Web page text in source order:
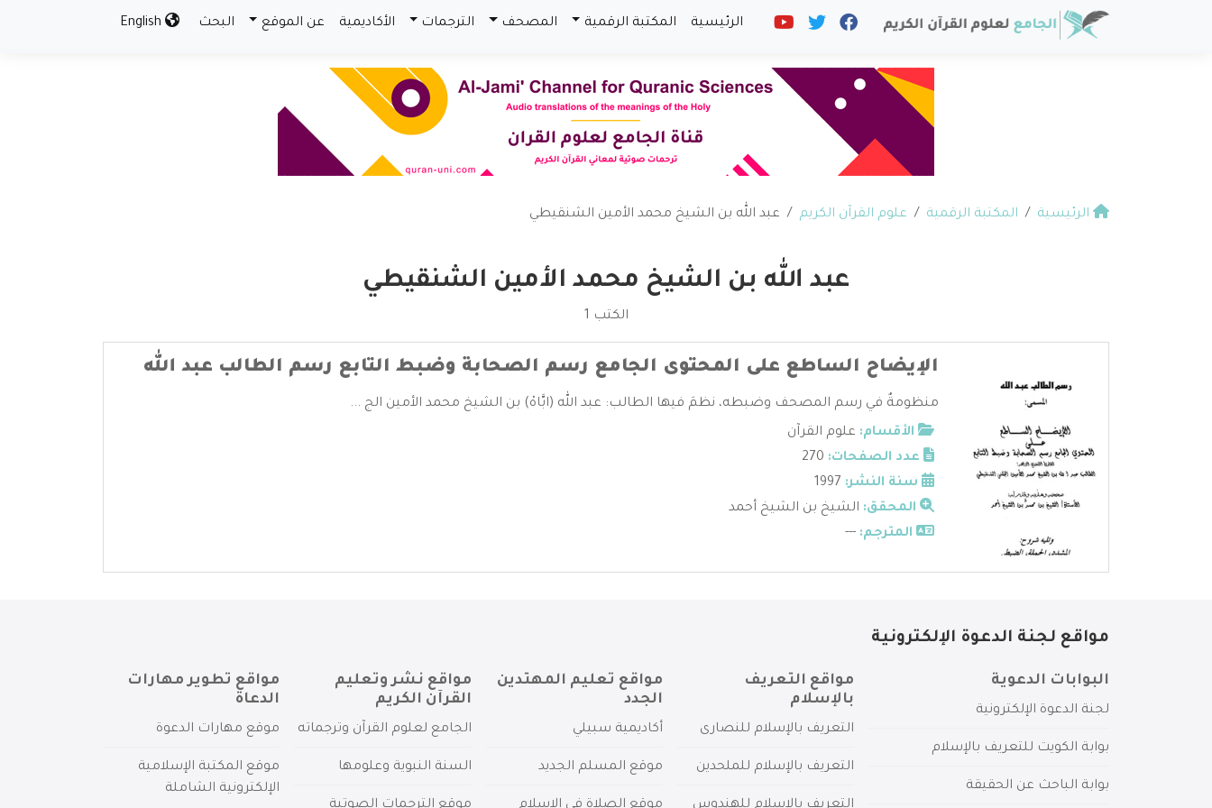
الرئيسية المكتبة الرقمية المصحف الترجمات الأكاديمية عن الموقع البحث
الرئيسية المكتبة الرقمية علوم القرآن الكريم عبد الله بن الشيخ محمد الأمين الشنقيطي
عبد الله بن الشيخ محمد الأمين الشنقيطي
الكتب 1
الإيضاح الساطع على المحتوى الجامع رسم الصحابة وضبط التابع رسم الطالب عبد الله
منظومةٌ في رسم المصحف وضبطه، نظمَ فيها الطالب: عبد الله (ابَّاهْ) بن الشيخ محمد الأمين الج ...
الأقسام: علوم القرآن
عدد الصفحات:
سنة النشر:
المحقق: الشيخ بن الشيخ أحمد
المترجم: ---
مواقع لجنة الدعوة الإلكترونية
البوابات الدعوية
لجنة الدعوة الإلكترونية
بوابة الكويت للتعريف بالإسلام
بوابة الباحث عن الحقيقة
مواقع التعريف
بالإسلام
التعريف بالإسلام للنصارى
التعريف بالإسلام للملحدين
مواقع تعليم المهتدين
الجدد
أكاديمية سبيلي
موقع المسلم الجديد
مواقع نشر وتعليم
القرآن الكريم
الجامع لعلوم القرآن وترجماته
السنة النبوية وعلومها
مواقع تطوير مهارات
الدعاة
موقع مهارات الدعوة
موقع المكتبة الإسلامية
الإلكترونية الشاملة